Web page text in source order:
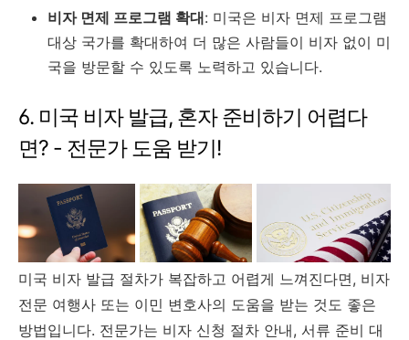
비자 면제 프로그램 확대: 미국은 비자 면제 프로그램
대상 국가를 확대하여 더 많은 사람들이 비자 없이 미
국을 방문할 수 있도록 노력하고 있습니다.
6. 미국 비자 발급, 혼자 준비하기 어렵다
면? - 전문가 도움 받기!
미국 비자 발급 절차가 복잡하고 어렵게 느껴진다면, 비자
전문 여행사 또는 이민 변호사의 도움을 받는 것도 좋은
방법입니다. 전문가는 비자 신청 절차 안내, 서류 준비 대